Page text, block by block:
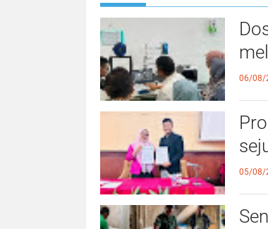
06/08/
05/08/